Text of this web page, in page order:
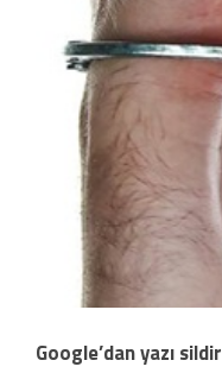
Google’dan yazı